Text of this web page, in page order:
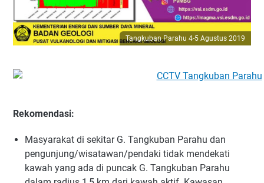
Tangkuban Parahu 4-5 Agustus 2019
Rekomendasi:
Masyarakat di sekitar G. Tangkuban Parahu dan
pengunjung/wisatawan/pendaki tidak mendekati
kawah yang ada di puncak G. Tangkuban Parahu